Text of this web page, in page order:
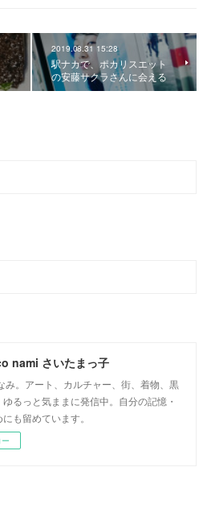
2019.08.31 15:28
駅ナカで、ポカリスエット
の安藤サクラさんに会える
nami さいたまっ子
み。アート、カルチャー、街、着物、黒
るっと気ままに発信中。自分の記憶・
も留めています。